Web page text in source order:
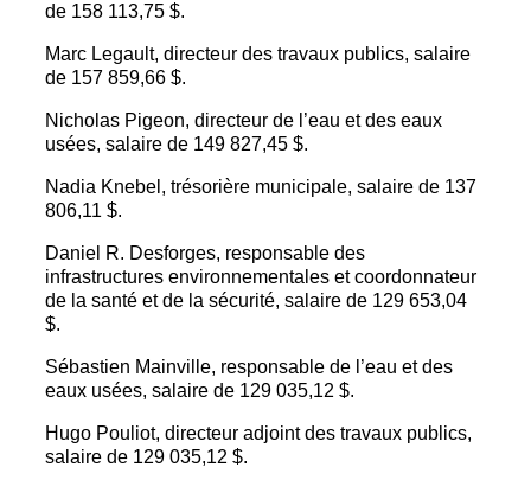
de 158 113,75 $.
Marc Legault, directeur des travaux publics, salaire
de 157 859,66 $.
Nicholas Pigeon, directeur de l’eau et des eaux
usées, salaire de 149 827,45 $.
Nadia Knebel, trésorière municipale, salaire de 137
806,11 $.
Daniel R. Desforges, responsable des
infrastructures environnementales et coordonnateur
de la santé et de la sécurité, salaire de 129 653,04
$.
Sébastien Mainville, responsable de l’eau et des
eaux usées, salaire de 129 035,12 $.
Hugo Pouliot, directeur adjoint des travaux publics,
salaire de 129 035,12 $.